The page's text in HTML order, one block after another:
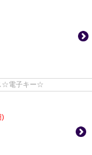
☆電子キー☆
)